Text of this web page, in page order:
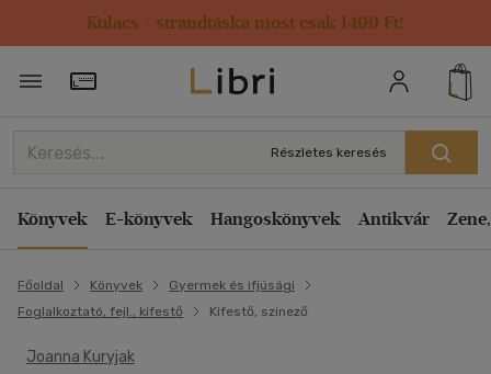
Kulacs / strandtáska most csak 1499 Ft!
Törzsvásárlói Kártya adatai
Részletes keresés
Könyvek E-könyvek Hangoskönyvek Antikvár
Főoldal Könyvek
Gyermek és ifjúsági
Foglalkoztató, fejl., kifestő
Kifestő, szinező
Joanna Kuryjak